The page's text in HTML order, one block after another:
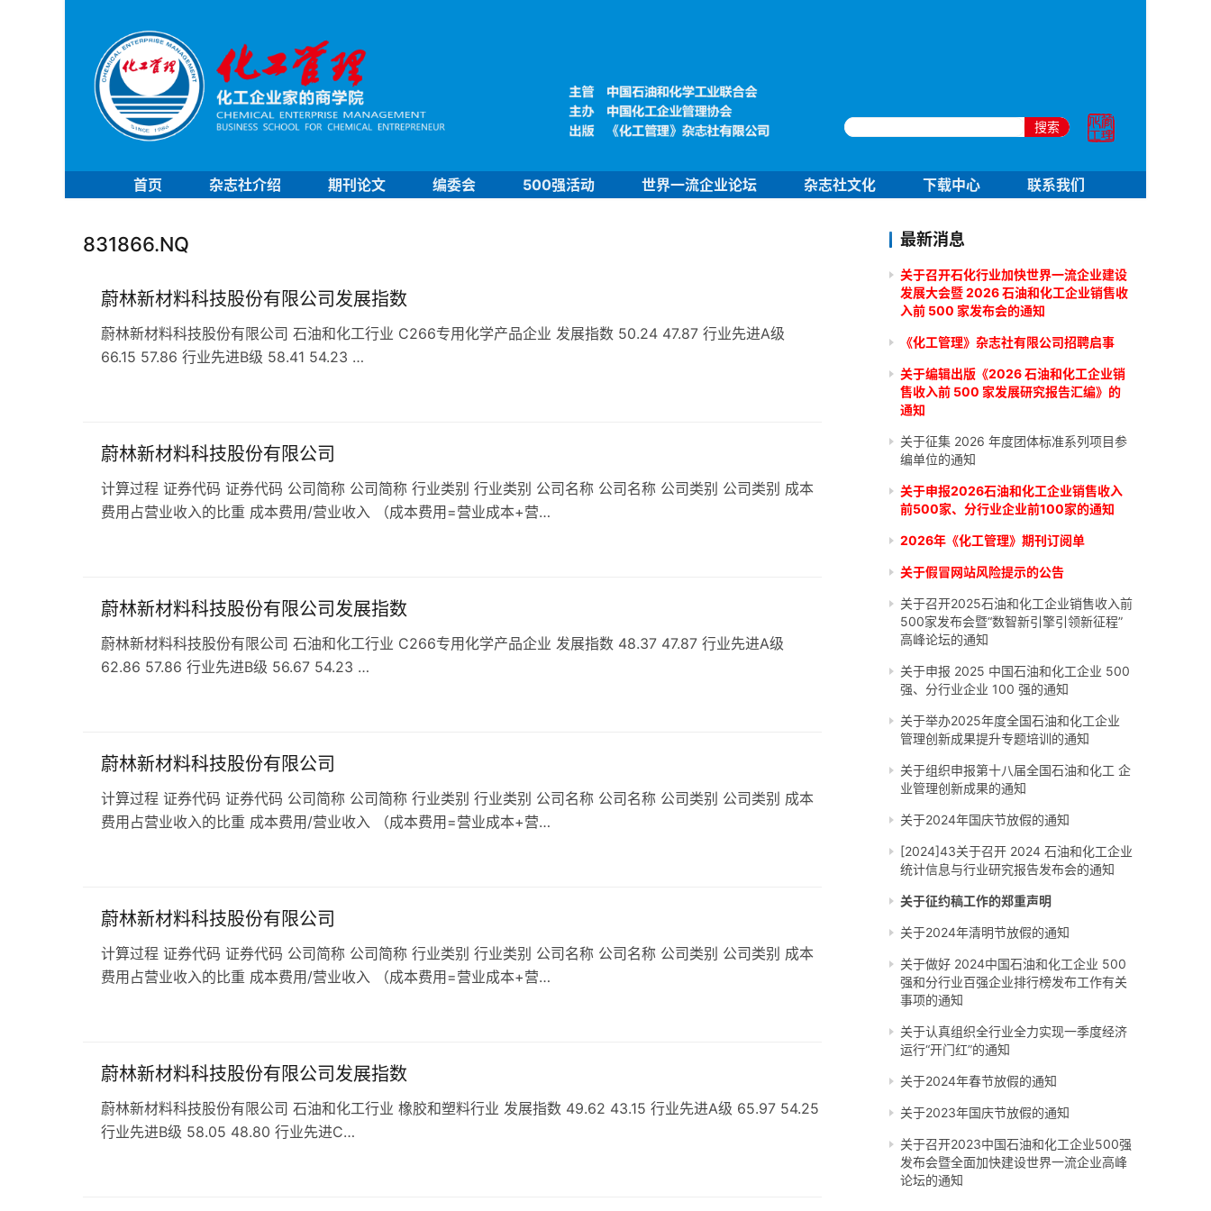
搜索
首页 杂志社介绍 期刊论文 编委会 500强活动 世界一流企业论坛 杂志社文化 下载中心 联系我们
831866.NQ
蔚林新材料科技股份有限公司发展指数
蔚林新材料科技股份有限公司 石油和化工行业 C266专用化学产品企业 发展指数 50.24 47.87 行业先进A级
66.15 57.86 行业先进B级 58.41 54.23 …
蔚林新材料科技股份有限公司
计算过程 证券代码 证券代码 公司简称 公司简称 行业类别 行业类别 公司名称 公司名称 公司类别 公司类别 成本
费用占营业收入的比重 成本费用/营业收入 （成本费用=营业成本+营…
蔚林新材料科技股份有限公司发展指数
蔚林新材料科技股份有限公司 石油和化工行业 C266专用化学产品企业 发展指数 48.37 47.87 行业先进A级
62.86 57.86 行业先进B级 56.67 54.23 …
蔚林新材料科技股份有限公司
计算过程 证券代码 证券代码 公司简称 公司简称 行业类别 行业类别 公司名称 公司名称 公司类别 公司类别 成本
费用占营业收入的比重 成本费用/营业收入 （成本费用=营业成本+营…
蔚林新材料科技股份有限公司
计算过程 证券代码 证券代码 公司简称 公司简称 行业类别 行业类别 公司名称 公司名称 公司类别 公司类别 成本
费用占营业收入的比重 成本费用/营业收入 （成本费用=营业成本+营…
蔚林新材料科技股份有限公司发展指数
蔚林新材料科技股份有限公司 石油和化工行业 橡胶和塑料行业 发展指数 49.62 43.15 行业先进A级 65.97 54.25
行业先进B级 58.05 48.80 行业先进C…
最新消息
关于召开石化行业加快世界一流企业建设
发展大会暨 2026 石油和化工企业销售收
入前 500 家发布会的通知
《化工管理》杂志社有限公司招聘启事
关于编辑出版《2026 石油和化工企业销
售收入前 500 家发展研究报告汇编》的
通知
关于征集 2026 年度团体标准系列项目参
编单位的通知
关于申报2026石油和化工企业销售收入
前500家、分行业企业前100家的通知
2026年《化工管理》期刊订阅单
关于假冒网站风险提示的公告
关于召开2025石油和化工企业销售收入前
500家发布会暨“数智新引擎引领新征程”
高峰论坛的通知
关于申报 2025 中国石油和化工企业 500
强、分行业企业 100 强的通知
关于举办2025年度全国石油和化工企业
管理创新成果提升专题培训的通知
关于组织申报第十八届全国石油和化工 企
业管理创新成果的通知
关于2024年国庆节放假的通知
[2024]43关于召开 2024 石油和化工企业
统计信息与行业研究报告发布会的通知
关于征约稿工作的郑重声明
关于2024年清明节放假的通知
关于做好 2024中国石油和化工企业 500
强和分行业百强企业排行榜发布工作有关
事项的通知
关于认真组织全行业全力实现一季度经济
运行“开门红”的通知
关于2024年春节放假的通知
关于2023年国庆节放假的通知
关于召开2023中国石油和化工企业500强
发布会暨全面加快建设世界一流企业高峰
论坛的通知